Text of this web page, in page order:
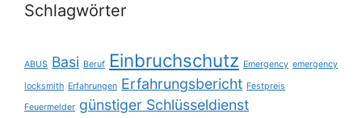
Schlagwörter
ABUS Basi Beruf Einbruchschutz Emergency emergency
locksmith Erfahrungen Erfahrungsbericht Festpreis
Feuermelder günstiger Schlüsseldienst